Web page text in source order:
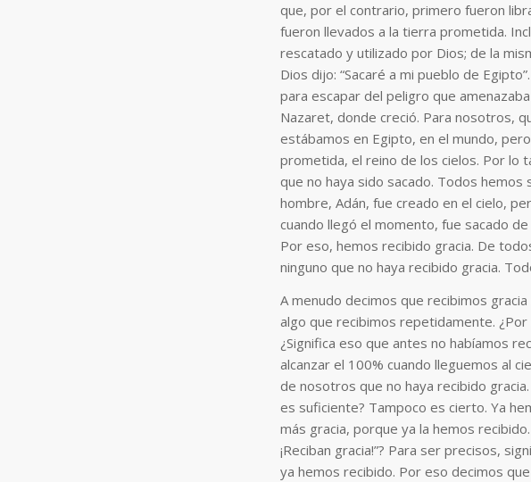
que, por el contrario, primero fueron
fueron llevados a la tierra prometida.
rescatado y utilizado por Dios; de la
Dios dijo: “Sacaré a mi pueblo de
para escapar del peligro que
Nazaret, donde creció. Para nosotros,
estábamos en Egipto, en el mundo,
prometida, el reino de los cielos. Por lo
que no haya sido sacado. Todos hemos
hombre, Adán, fue creado en el cielo,
cuando llegó el momento, fue sacado
Por eso, hemos recibido gracia. De
ninguno que no haya recibido gracia.
A menudo decimos que recibimos
algo que recibimos repetidamente. ¿Por
¿Significa eso que antes no habíamos
alcanzar el 100% cuando lleguemos al
de nosotros que no haya recibido
es suficiente? Tampoco es cierto. Ya
más gracia, porque ya la hemos
¡Reciban gracia!”? Para ser precisos,
ya hemos recibido. Por eso decimos